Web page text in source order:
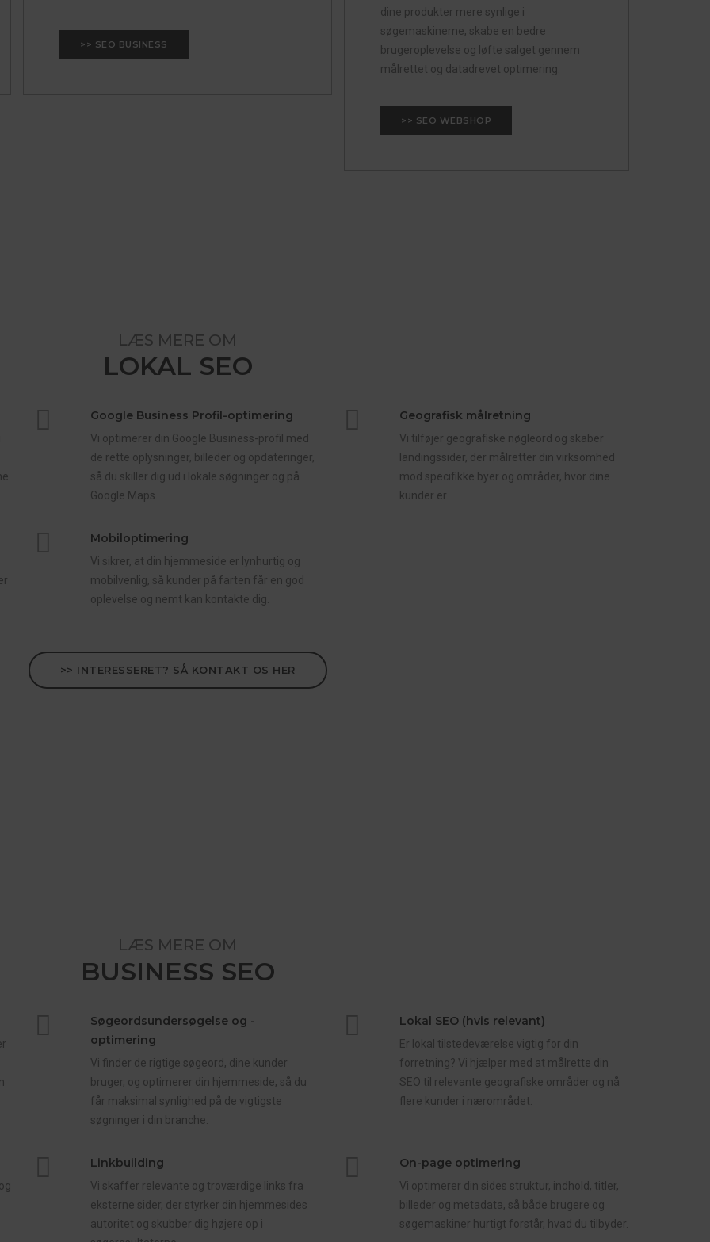
>> SEO BUSINESS
dine produkter mere synlige i
søgemaskinerne, skabe en bedre
brugeroplevelse og løfte salget gennem
målrettet og datadrevet optimering.
>> SEO WEBSHOP
LÆS MERE OM
LOKAL SEO
Google Business Profil-optimering
Vi optimerer din Google Business-profil med
de rette oplysninger, billeder og opdateringer,
så du skiller dig ud i lokale søgninger og på
Google Maps.
Geografisk målretning
Vi tilføjer geografiske nøgleord og skaber
landingssider, der målretter din virksomhed
mod specifikke byer og områder, hvor dine
kunder er.
Mobiloptimering
Vi sikrer, at din hjemmeside er lynhurtig og
mobilvenlig, så kunder på farten får en god
oplevelse og nemt kan kontakte dig.
>> INTERESSERET? SÅ KONTAKT OS HER
LÆS MERE OM
BUSINESS SEO
Søgeordsundersøgelse og -
optimering
Vi finder de rigtige søgeord, dine kunder
bruger, og optimerer din hjemmeside, så du
får maksimal synlighed på de vigtigste
søgninger i din branche.
Lokal SEO (hvis relevant)
Er lokal tilstedeværelse vigtig for din
forretning? Vi hjælper med at målrette din
SEO til relevante geografiske områder og nå
flere kunder i nærområdet.
Linkbuilding
Vi skaffer relevante og troværdige links fra
eksterne sider, der styrker din hjemmesides
autoritet og skubber dig højere op i
On-page optimering
Vi optimerer din sides struktur, indhold, titler,
billeder og metadata, så både brugere og
søgemaskiner hurtigt forstår, hvad du tilbyder.